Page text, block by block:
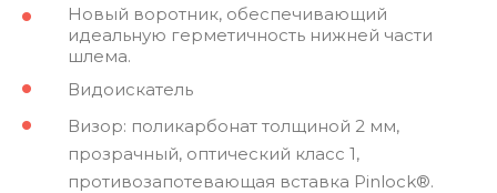
Новый воротник, обеспечивающий
идеальную герметичность нижней части
шлема.
Видоискатель
Визор: поликарбонат толщиной 2 мм,
прозрачный, оптический класс 1,
противозапотевающая вставка Pinlock®.